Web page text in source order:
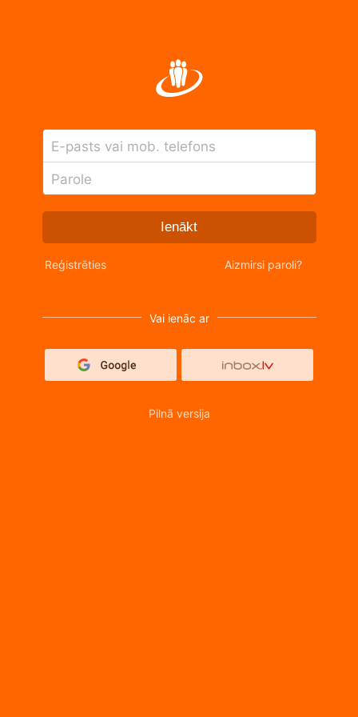
E-pasts vai mob. telefons
Parole
Ienākt
Reģistrēties Aizmirsi paroli?
Vai ienāc ar
Pilnā versija